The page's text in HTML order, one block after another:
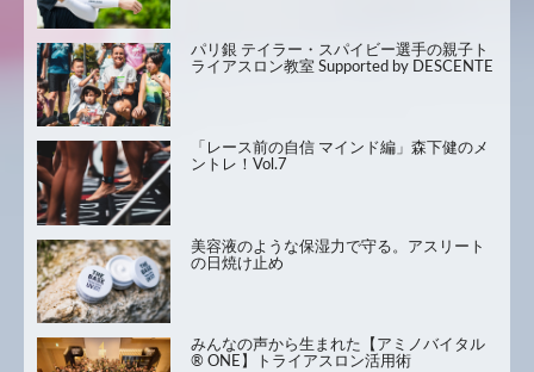
パリ銀 テイラー・スパイビー選手の親子ト
ライアスロン教室 Supported by DESCENTE
「レース前の自信 マインド編」森下健のメ
ントレ！Vol.7
美容液のような保湿力で守る。アスリート
の日焼け止め
みんなの声から生まれた【アミノバイタル
® ONE】トライアスロン活用術